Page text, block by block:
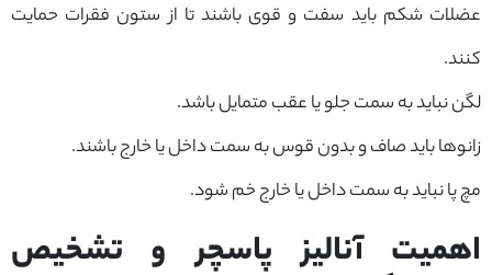
عضلات شکم باید سفت و قوی باشند تا از ستون فقرات حمایت
کنند.
لگن نباید به سمت جلو یا عقب متمایل باشد.
زانوها باید صاف و بدون قوس به سمت داخل یا خارج باشند.
مچ پا نباید به سمت داخل یا خارج خم شود.
اهمیت آنالیز پاسچر و تشخیص